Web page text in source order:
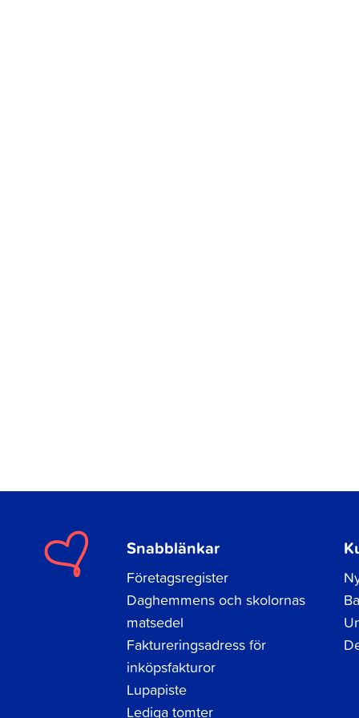
Snabblänkar
Företagsregister
Daghemmens och skolornas
matsedel
Faktureringsadress för
inköpsfakturor
Lupapiste
Lediga tomter